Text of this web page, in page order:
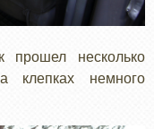
прошел несколько
клепках немного